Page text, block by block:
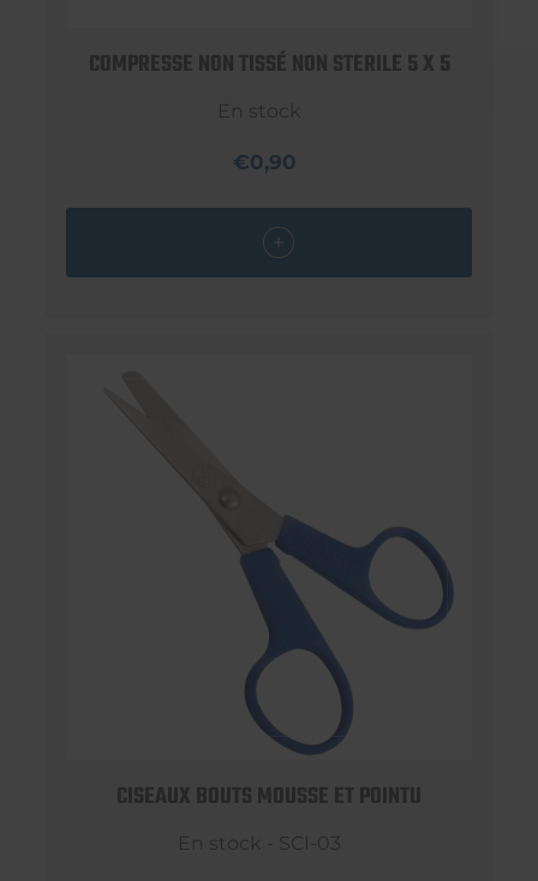
COMPRESSE NON TISSÉ NON STERILE 5 X 5
En stock
€0,90
CISEAUX BOUTS MOUSSE ET POINTU
En stock - SCI-03